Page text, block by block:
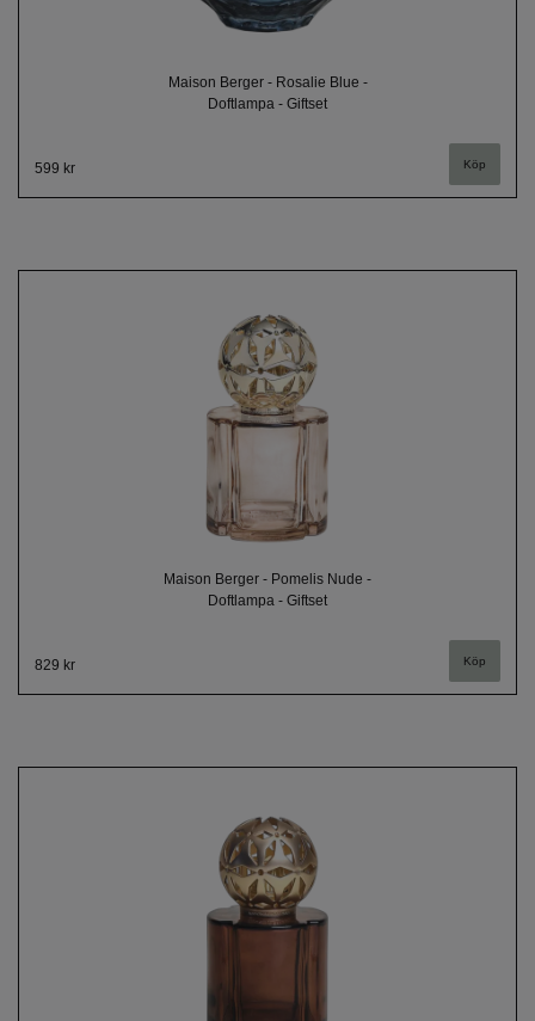
Maison Berger - Rosalie Blue -
Doftlampa - Giftset
599 kr
Maison Berger - Pomelis Nude -
Doftlampa - Giftset
829 kr